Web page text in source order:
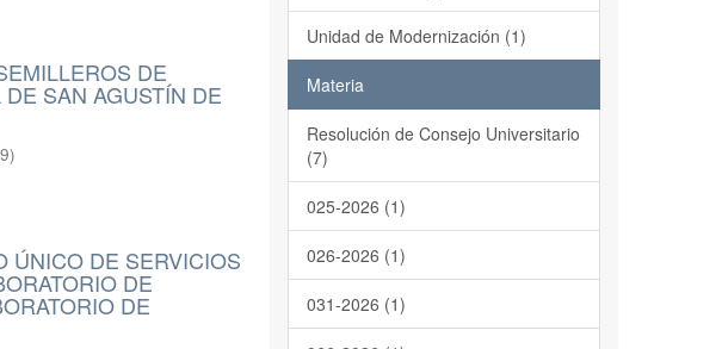
DE
SAN AGUSTÍN DE
)
ÚNICO DE SERVICIOS
DE
DE
Unidad de Modernización (1)
Materia
Resolución de Consejo Universitario
(7)
025-2026 (1)
026-2026 (1)
031-2026 (1)